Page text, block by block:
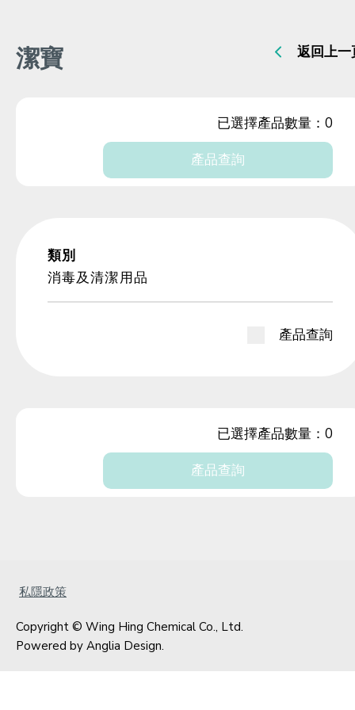
返回上一
潔寶
已選擇產品數量： 0
產品查詢
類別
消毒及清潔用品
產品查詢
已選擇產品數量： 0
產品查詢
私隱政策
Copyright © Wing Hing Chemical Co., Ltd.
Powered by Anglia Design.